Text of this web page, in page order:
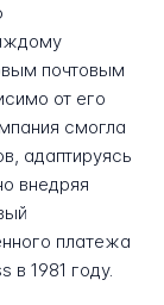
почтовым
от его
смогла
адаптируясь
внедряя
платежа
в 1981 году.